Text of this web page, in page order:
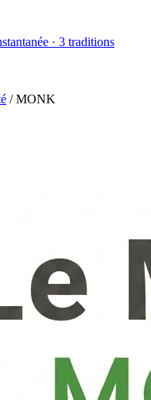
· 3 traditions
/ MONK